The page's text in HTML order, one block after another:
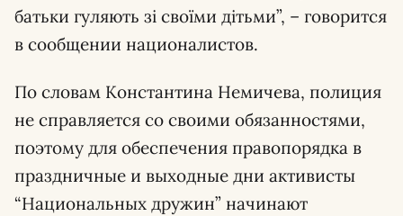
батьки гуляють зі своїми дітьми”, – говорится
в сообщении националистов.
По словам Константина Немичева, полиция
не справляется со своими обязанностями,
поэтому для обеспечения правопорядка в
праздничные и выходные дни активисты
“Национальных дружин” начинают